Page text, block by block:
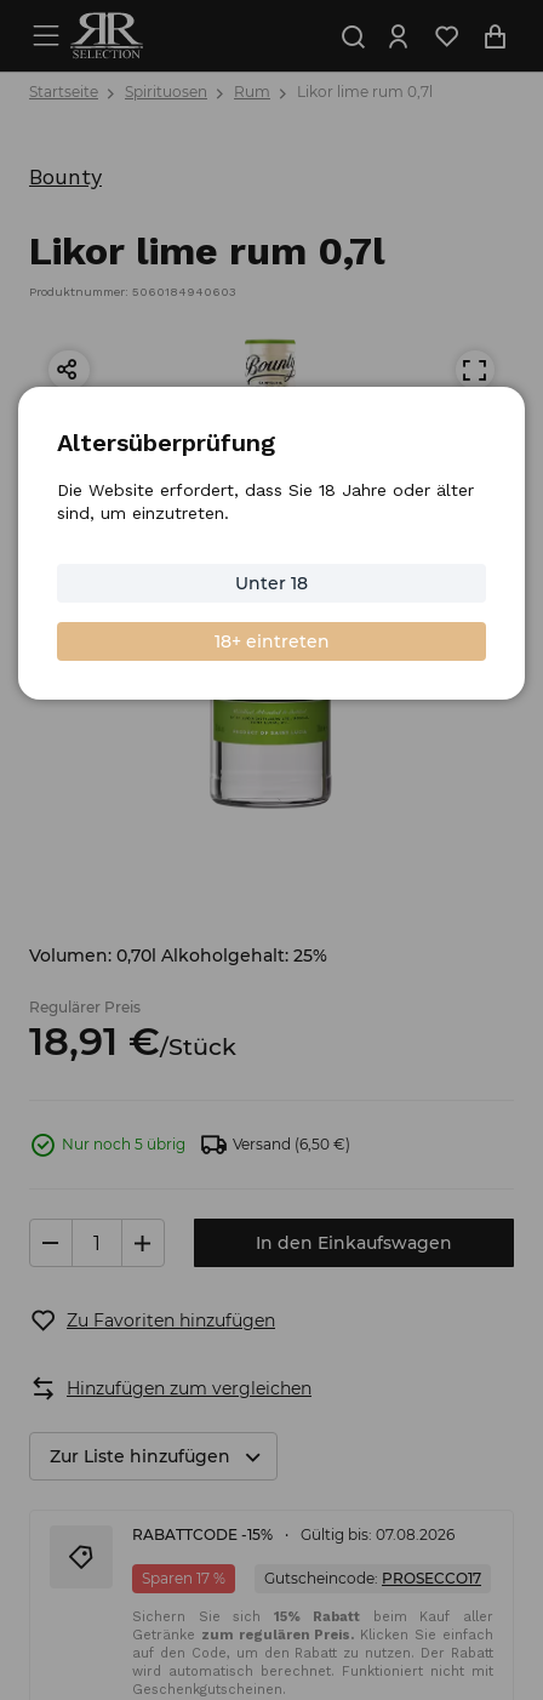
Startseite Spirituosen Rum Likor lime rum 0,7l
Bounty
Likor lime rum 0,7l
Produktnummer: 5060184940603
Volumen: 0,70l Alkoholgehalt: 25%
Regulärer Preis
18,91 €/Stück
Nur noch 5 übrig Versand (6,50 €)
In den Einkaufswagen
Zu Favoriten hinzufügen
Hinzufügen zum vergleichen
Zur Liste hinzufügen
RABATTCODE -15% Gültig bis: 07.08.2026
Sparen 17 % Gutscheincode: PROSECCO17
Sichern Sie sich15% Rabattbeim Kauf aller
Getränke zum regulären Preis. Klicken Sie einfach
auf den Code, um den Rabatt zu nutzen. Der Rabatt
wird automatisch berechnet. Funktioniert nicht mit
Geschenkgutscheinen.
Altersüberprüfung
Die Website erfordert, dass Sie 18 Jahre oder älter
sind, um einzutreten.
Unter 18
18+ eintreten